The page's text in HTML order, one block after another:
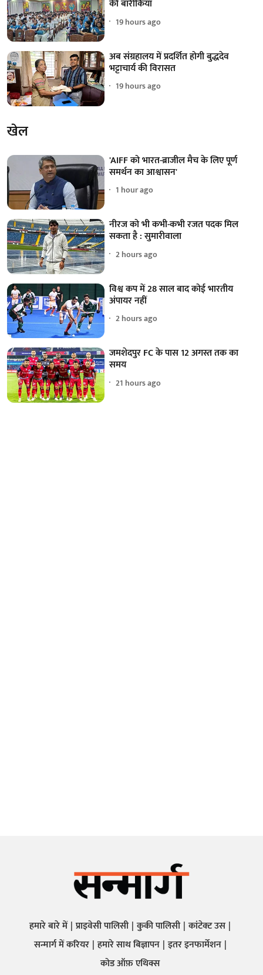
की बारीकियां
19 hours ago
अब संग्रहालय में प्रदर्शित होगी बुद्धदेव
भट्टाचार्य की विरासत
19 hours ago
खेल
'AIFF को भारत-ब्राजील मैच के लिए पूर्ण
समर्थन का आश्वासन'
1 hour ago
नीरज को भी कभी-कभी रजत पदक मिल
सकता है : सुमारीवाला
2 hours ago
विश्व कप में 28 साल बाद कोई भारतीय
अंपायर नहीं
2 hours ago
जमशेदपुर FC के पास 12 अगस्त तक का
समय
21 hours ago
हमारे बारे में प्राइवेसी पालिसी कुकी पालिसी कांटेक्ट उस
सन्मार्ग में करियर हमारे साथ बिज्ञापन इतर इनफार्मेशन
कोड ऑफ़ एथिक्स